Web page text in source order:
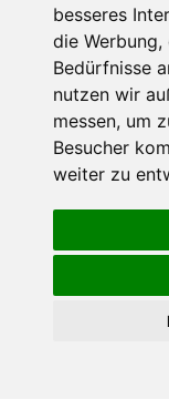
besseres
die Werbung,
Bedürfnisse
nutzen wir
messen, um
Besucher
weiter zu